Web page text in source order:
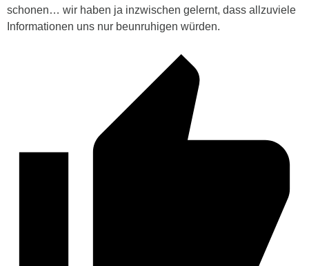
schonen… wir haben ja inzwischen gelernt, dass allzuviele
Informationen uns nur beunruhigen würden.